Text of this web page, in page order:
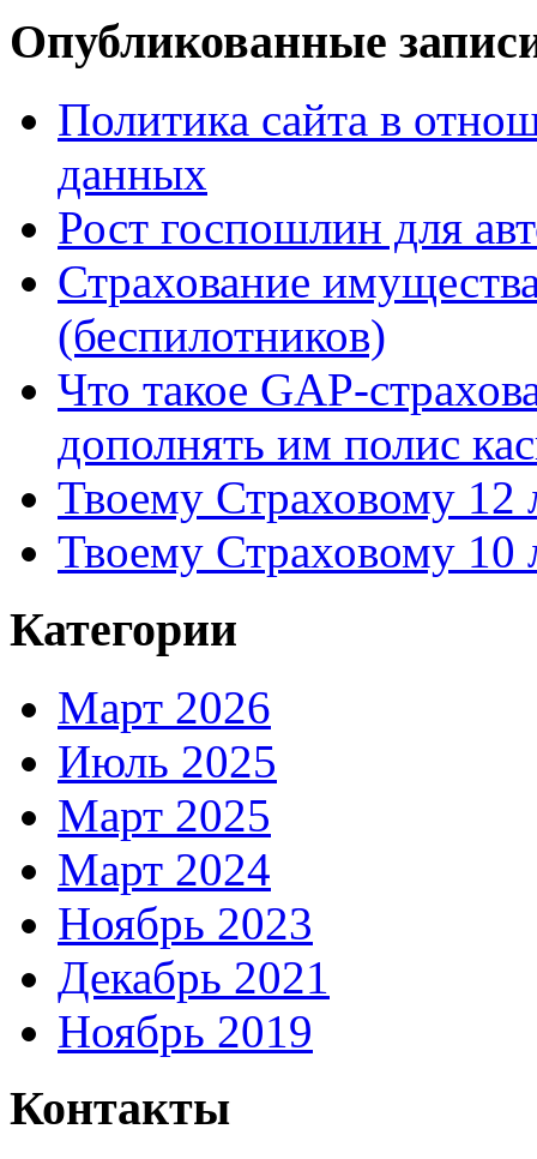
Опубликованные
Политика сайта в
данных
Рост госпошлин для
Страхование
(беспилотников)
Что такое GAP-
дополнять им полис
Твоему Страховому 12
Твоему Страховому 10
Категории
Март 2026
Июль 2025
Март 2025
Март 2024
Ноябрь 2023
Декабрь 2021
Ноябрь 2019
Контакты